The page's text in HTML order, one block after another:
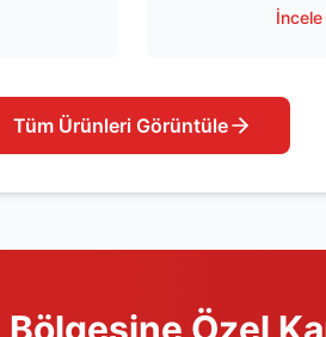
İncele
Tüm Ürünleri Görüntüle